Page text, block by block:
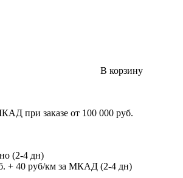
В корзину
при заказе от 100 000 руб.
(2-4 дн)
+ 40 руб/км за МКАД (2-4 дн)